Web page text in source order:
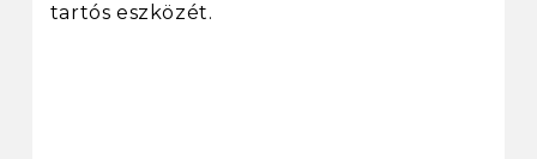
tartós eszközét.